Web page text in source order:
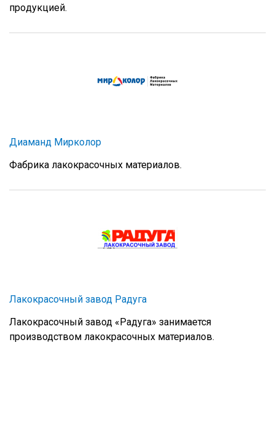
прoдукциeй.
Диаманд Мирколор
Фабрика лакокрасочных материалов.
Лакокрасочный завод Радуга
Лакокрасочный завод «Радуга» занимается
производством лакокрасочных материалов.